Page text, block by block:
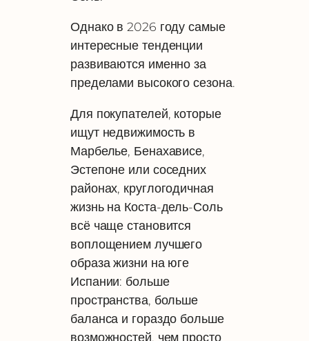
Однако в 2026 году самые
интересные тенденции
развиваются именно за
пределами высокого сезона.
Для покупателей, которые
ищут недвижимость в
Марбелье, Бенахависе,
Эстепоне или соседних
районах, круглогодичная
жизнь на Коста-дель-Соль
всё чаще становится
воплощением лучшего
образа жизни на юге
Испании: больше
пространства, больше
баланса и гораздо больше
возможностей, чем просто